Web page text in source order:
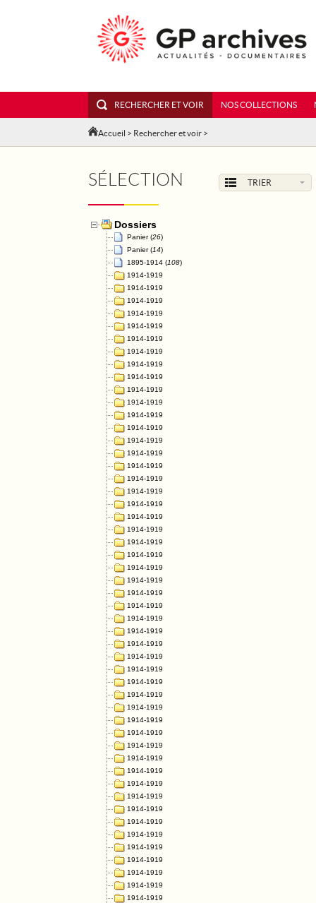
RECHERCHER ET VOIR NOS COLLECTIONS
Accueil > Rechercher et voir >
SÉLECTION TRIER